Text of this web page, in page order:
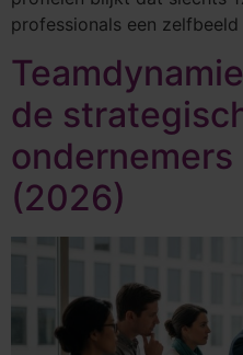
professionals een
de
(2026)